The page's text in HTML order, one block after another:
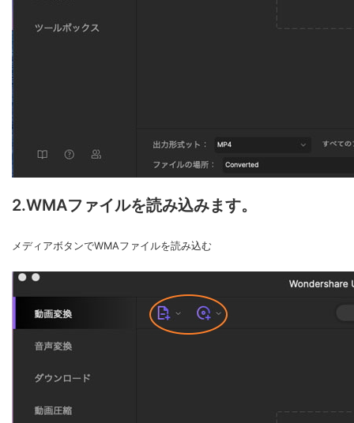
2.WMAファイルを読み込みます。
メディアボタンでWMAファイルを読み込む